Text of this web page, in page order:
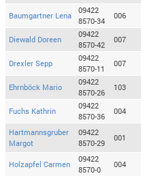
Baumgartner Lena
09422
8570-34
006
Diewald Doreen
09422
8570-42
007
Drexler Sepp
09422
8570-11
007
Ehrnböck Mario
09422
8570-26
103
Fuchs Kathrin
09422
8570-36
004
Hartmannsgruber
Margot
09422
8570-29
001
Holzapfel Carmen
09422
8570-0
004